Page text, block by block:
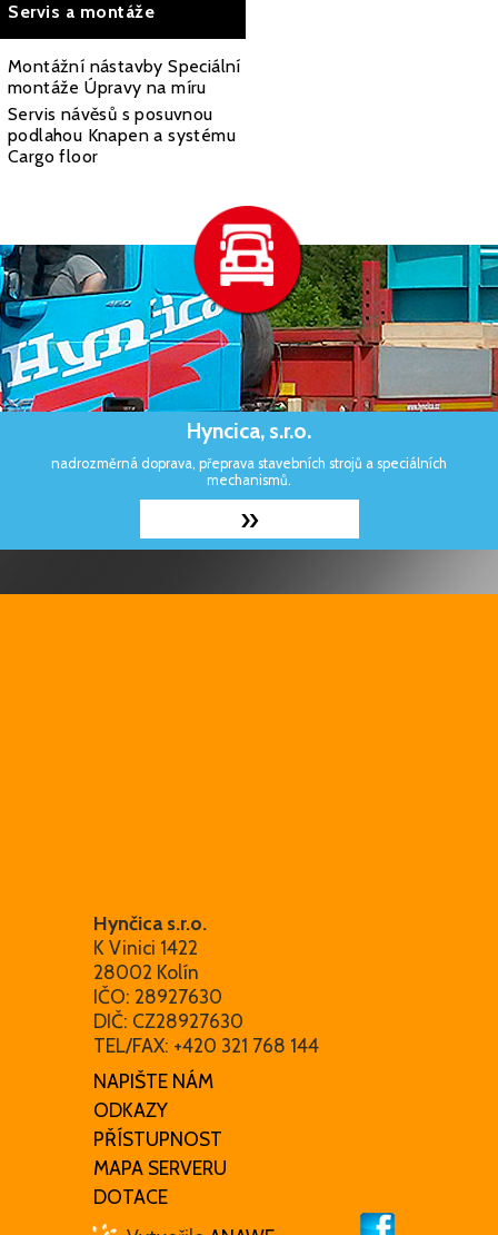
Servis a montáže
Montážní nástavby Speciální
montáže Úpravy na míru
Servis návěsů s posuvnou
podlahou Knapen a systému
Cargo floor
Hyncica, s.r.o.
nadrozměrná doprava, přeprava stavebních strojů a speciálních
mechanismů.
»
Hynčica s.r.o.
K Vinici 1422
28002 Kolín
IČO: 28927630
DIČ: CZ28927630
TEL/FAX: +420 321 768 144
NAPIŠTE NÁM
ODKAZY
PŘÍSTUPNOST
MAPA SERVERU
DOTACE